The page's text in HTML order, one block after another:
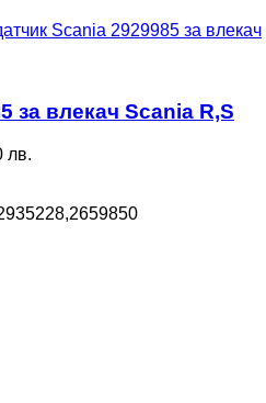
Scania 2929985 за влекач
за влекач Scania R,S
лв.